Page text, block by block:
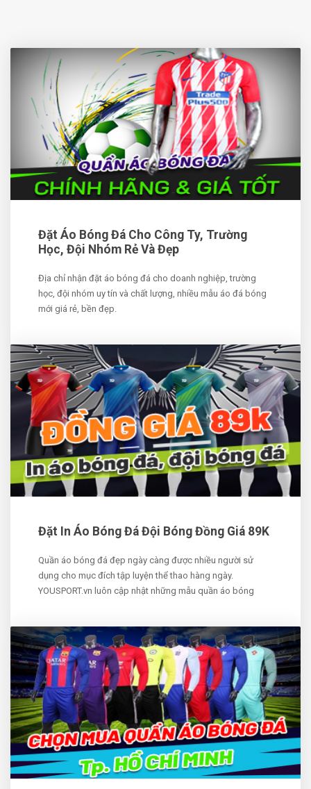
Đặt Áo Bóng Đá Cho Công Ty, Trường
Học, Đội Nhóm Rẻ Và Đẹp
Địa chỉ nhận đặt áo bóng đá cho doanh nghiệp, trường
học, đội nhóm uy tín và chất lượng, nhiều mẫu áo đá bóng
mới giá rẻ, bền đẹp.
Đặt In Áo Bóng Đá Đội Bóng Đồng Giá 89K
Quần áo bóng đá đẹp ngày càng được nhiều người sử
dụng cho mục đích tập luyện thể thao hàng ngày.
YOUSPORT.vn luôn cập nhật những mẫu quần áo bóng